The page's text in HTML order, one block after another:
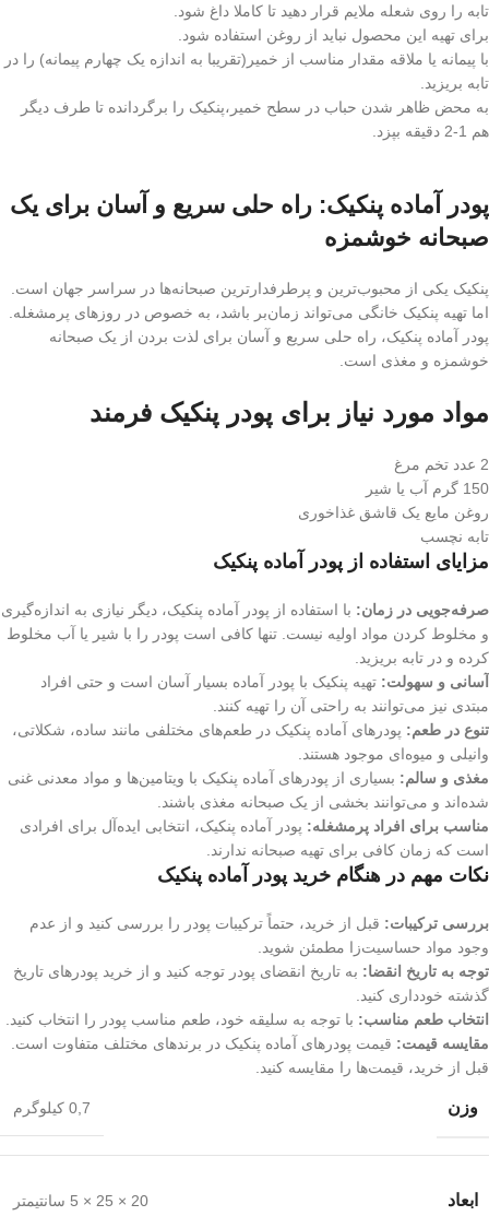
تابه را روی شعله ملایم قرار دهید تا کاملا داغ شود.
برای تهیه این محصول نباید از روغن استفاده شود.
با پیمانه یا ملاقه مقدار مناسب از خمیر(تقریبا به اندازه یک چهارم پیمانه) را در
تابه بریزید.
به محض ظاهر شدن حباب در سطح خمیر،پنکیک را برگردانده تا طرف دیگر
هم 1-2 دقیقه بپزد.
پودر آماده پنکیک: راه حلی سریع و آسان برای یک
صبحانه خوشمزه
پنکیک یکی از محبوب‌ترین و پرطرفدارترین صبحانه‌ها در سراسر جهان است.
اما تهیه پنکیک خانگی می‌تواند زمان‌بر باشد، به خصوص در روزهای پرمشغله.
پودر آماده پنکیک، راه حلی سریع و آسان برای لذت بردن از یک صبحانه
خوشمزه و مغذی است.
مواد مورد نیاز برای پودر پنکیک فرمند
2 عدد تخم مرغ
150 گرم آب یا شیر
روغن مایع یک قاشق غذاخوری
تابه نچسب
مزایای استفاده از پودر آماده پنکیک
صرفه‌جویی در زمان: با استفاده از پودر آماده پنکیک، دیگر نیازی به اندازه‌گیری
و مخلوط کردن مواد اولیه نیست. تنها کافی است پودر را با شیر یا آب مخلوط
کرده و در تابه بریزید.
آسانی و سهولت: تهیه پنکیک با پودر آماده بسیار آسان است و حتی افراد
مبتدی نیز می‌توانند به راحتی آن را تهیه کنند.
تنوع در طعم: پودرهای آماده پنکیک در طعم‌های مختلفی مانند ساده، شکلاتی،
وانیلی و میوه‌ای موجود هستند.
مغذی و سالم: بسیاری از پودرهای آماده پنکیک با ویتامین‌ها و مواد معدنی غنی
شده‌اند و می‌توانند بخشی از یک صبحانه مغذی باشند.
مناسب برای افراد پرمشغله: پودر آماده پنکیک، انتخابی ایده‌آل برای افرادی
است که زمان کافی برای تهیه صبحانه ندارند.
نکات مهم در هنگام خرید پودر آماده پنکیک
بررسی ترکیبات: قبل از خرید، حتماً ترکیبات پودر را بررسی کنید و از عدم
وجود مواد حساسیت‌زا مطمئن شوید.
توجه به تاریخ انقضا: به تاریخ انقضای پودر توجه کنید و از خرید پودرهای تاریخ
گذشته خودداری کنید.
انتخاب طعم مناسب: با توجه به سلیقه خود، طعم مناسب پودر را انتخاب کنید.
مقایسه قیمت: قیمت پودرهای آماده پنکیک در برندهای مختلف متفاوت است.
قبل از خرید، قیمت‌ها را مقایسه کنید.
وزن 0,7 کیلوگرم
ابعاد 20 × 25 × 5 سانتیمتر